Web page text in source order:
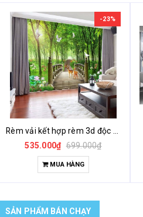
-23%
535.000₫ 699.000₫
MUA HÀNG
SẢN PHẨM BÁN CHẠY